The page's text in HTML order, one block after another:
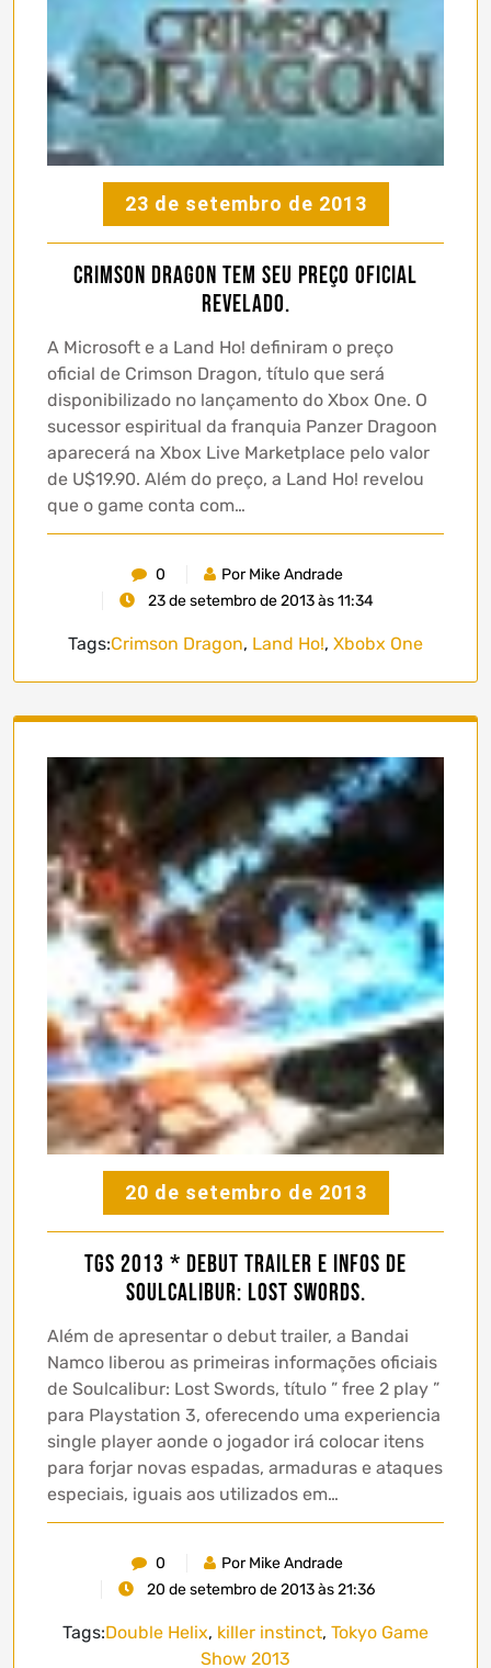
23 de setembro de 2013
Crimson Dragon tem seu preço oficial
revelado.
A Microsoft e a Land Ho! definiram o preço
oficial de Crimson Dragon, título que será
disponibilizado no lançamento do Xbox One. O
sucessor espiritual da franquia Panzer Dragoon
aparecerá na Xbox Live Marketplace pelo valor
de U$19.90. Além do preço, a Land Ho! revelou
que o game conta com…
0
Por Mike Andrade
23 de setembro de 2013 às 11:34
Tags:Crimson Dragon, Land Ho!, Xbobx One
20 de setembro de 2013
TGS 2013 * Debut Trailer e infos de
Soulcalibur: Lost Swords.
Além de apresentar o debut trailer, a Bandai
Namco liberou as primeiras informações oficiais
de Soulcalibur: Lost Swords, título ” free 2 play ”
para Playstation 3, oferecendo uma experiencia
single player aonde o jogador irá colocar itens
para forjar novas espadas, armaduras e ataques
especiais, iguais aos utilizados em…
0
Por Mike Andrade
20 de setembro de 2013 às 21:36
Tags:Double Helix, killer instinct, Tokyo Game
Show 2013